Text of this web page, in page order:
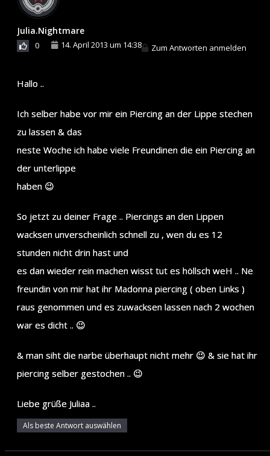
Julia.Nightmare
0 14. April 2013 um 14:38 Zum Antworten anmelden
Hallo ..
Ich selber habe vor mir ein Piercing an der Lippe stechen
zu lassen & das
neste Woche ich habe viele Freundinen die ein Piercing an
der unterlippe
haben 😉
So jetzt zu deiner Frage .. Piercings an den Lippen
wacksen unverscheinlich schnell zu , wen du es 12
stunden nicht drin hast und
es dan wieder rein machen wisst tut es höllsch weH .. Ne
freundin von mir hat ihr Madonna piercing ( oben Links )
raus genommen und es zuwacksen lassen nach 2 wochen
war es dicht .. 😉
& man siht die narbe überhaupt nicht mehr 😉 & sie hat ihr
piercing selber gestochen .. 😉
Liebe grüße Juliaa ..
Als beste Antwort auswählen